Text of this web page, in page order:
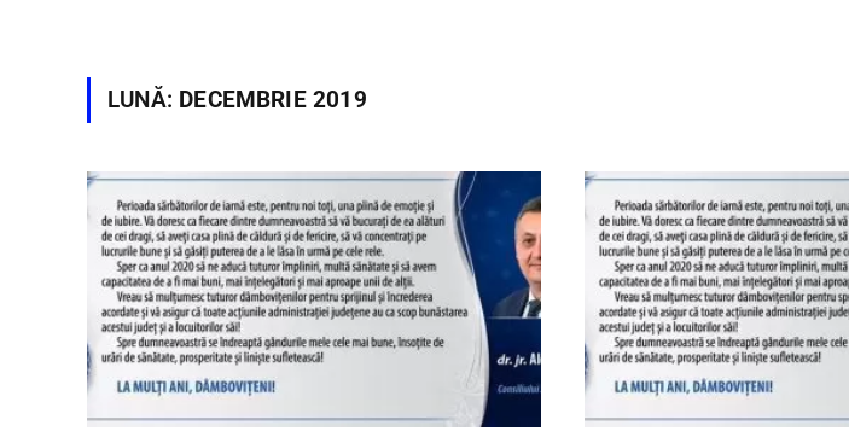
LUNĂ: DECEMBRIE 2019